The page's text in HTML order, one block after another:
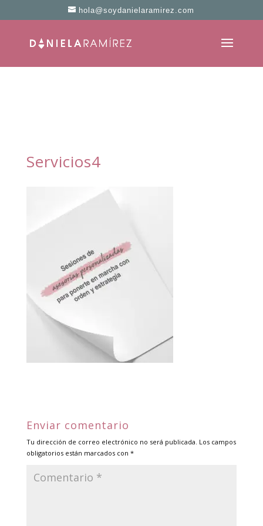
hola@soydanielaramirez.com
Servicios4
Enviar comentario
Tu dirección de correo electrónico no será publicada. Los campos
obligatorios están marcados con *